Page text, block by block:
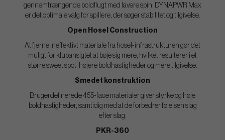
gennemtrængende boldflugt med lavere spin. DYNAPWR Max
er det optimale valg for spillere, der søger stabilitet og tilgivelse.
Open Hosel Construction
At fjerne ineffektivt materiale fra hosel-infrastrukturen gør det
muligt for klubansigtet at bøje sig mere, hvilket resulterer i et
større sweet spot, højere boldhastigheder og mere tilgivelse.
Smedet konstruktion
Brugerdefinerede 455-face materialer giver styrke og høje
boldhastigheder, samtidig med at de forbedrer følelsen slag
efter slag.
PKR-360